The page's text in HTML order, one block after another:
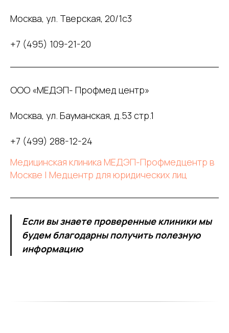
Москва, ул. Тверская, 20/1с3
+7 (495) 109-21-20
ООО «МЕДЭП- Профмед центр»
Москва, ул. Бауманская, д.53 стр.1
+7 (499) 288-12-24
Медицинская клиника МЕДЭП-Профмедцентр в
Москве | Медцентр для юридических лиц
Если вы знаете проверенные клиники мы
будем благодарны получить полезную
информацию